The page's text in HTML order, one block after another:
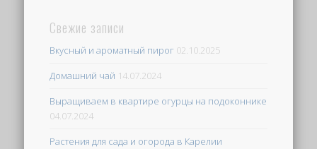
Свежие записи
Вкусный и ароматный пирог 02.10.2025
Домашний чай 14.07.2024
Выращиваем в квартире огурцы на подоконнике
04.07.2024
Растения для сада и огорода в Карелии